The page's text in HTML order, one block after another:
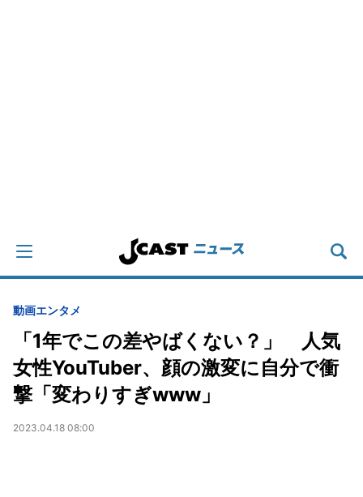
動画エンタメ
「1年でこの差やばくない？」 人気
女性YouTuber、顔の激変に自分で衝
撃「変わりすぎwww」
2023.04.18 08:00